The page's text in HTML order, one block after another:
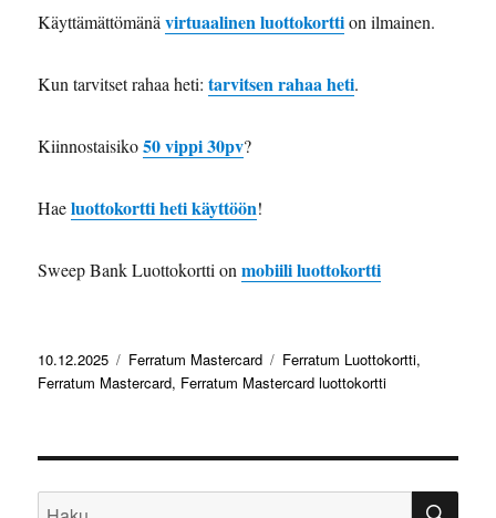
Käyttämättömänävirtuaalinen luottokorttion ilmainen.
Kun tarvitset rahaa heti:tarvitsen rahaa heti.
Kiinnostaisiko50 vippi 30pv?
Haeluottokortti heti käyttöön!
Sweep Bank Luottokortti onmobiili luottokortti
Julkaistu
10.12.2025 Kategoriat
Ferratum Mastercard Avainsanat
Ferratum Luottokortti,
Ferratum Mastercard, Ferratum Mastercard luottokortti
Etsi: